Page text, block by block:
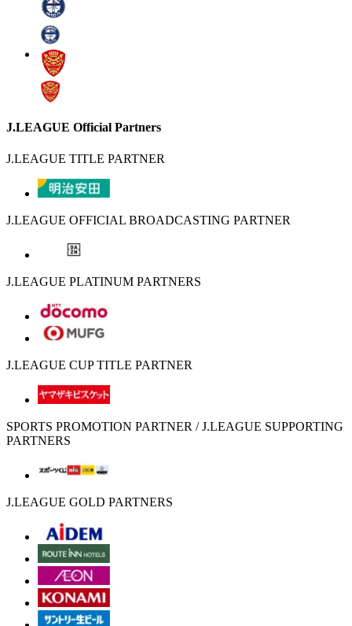
J.LEAGUE Official Partners
J.LEAGUE TITLE PARTNER
J.LEAGUE OFFICIAL BROADCASTING PARTNER
J.LEAGUE PLATINUM PARTNERS
J.LEAGUE CUP TITLE PARTNER
SPORTS PROMOTION PARTNER / J.LEAGUE SUPPORTING
PARTNERS
J.LEAGUE GOLD PARTNERS